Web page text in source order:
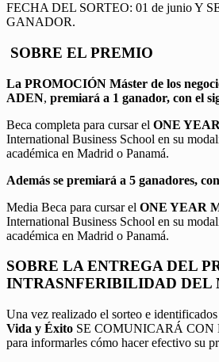
FECHA DEL SORTEO: 01 de junio Y
GANADOR.
SOBRE EL PREMIO
La PROMOCIÓN Máster de los
ADEN, premiará a 1 ganador, con el
Beca completa para cursar el ONE
International Business School en su
académica en Madrid o Panamá.
Además se premiará a 5 ganadores,
Media Beca para cursar el ONE YEAR
International Business School en su
académica en Madrid o Panamá.
SOBRE LA ENTREGA DEL
INTRASNFERIBILIDAD DEL
Una vez realizado el sorteo e
Vida y Éxito SE COMUNICARÁ CON
para informarles cómo hacer efectivo su